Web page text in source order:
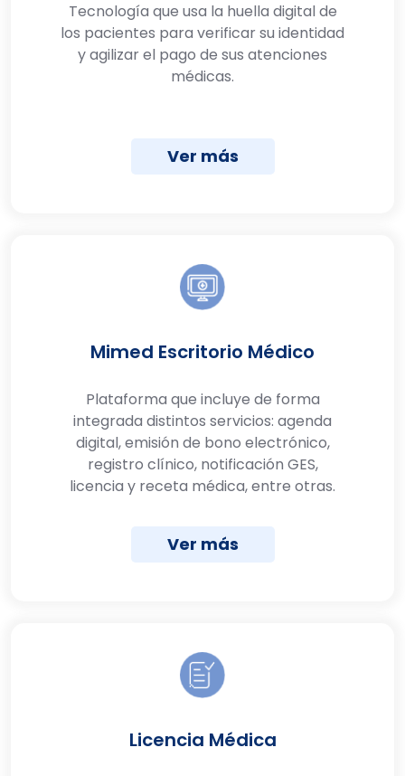
Tecnología que usa la huella digital de
los pacientes para verificar su identidad
y agilizar el pago de sus atenciones
médicas.
Ver más
Mimed Escritorio Médico
Plataforma que incluye de forma
integrada distintos servicios: agenda
digital, emisión de bono electrónico,
registro clínico, notificación GES,
licencia y receta médica, entre otras.
Ver más
Licencia Médica